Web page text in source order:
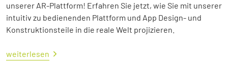
unserer AR-Plattform! Erfahren Sie jetzt, wie Sie mit unserer
intuitiv zu bedienenden Plattform und App Design- und
Konstruktionsteile in die reale Welt projizieren.
weiterlesen